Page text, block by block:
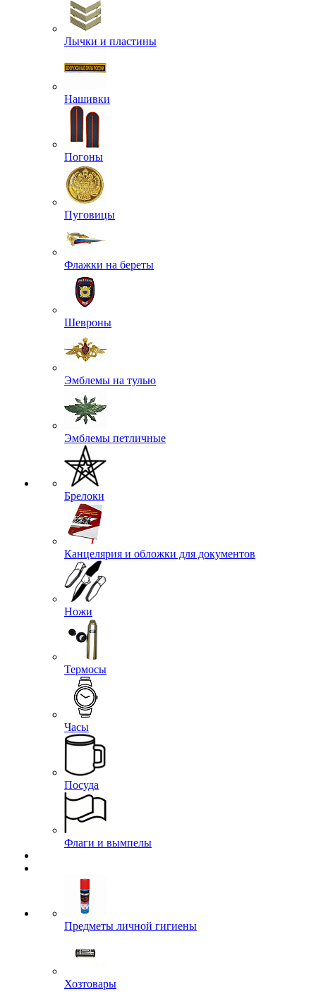
Лычки и пластины
Нашивки
Погоны
Пуговицы
Флажки на береты
Шевроны
Эмблемы на тулью
Эмблемы петличные
Брелоки
Канцелярия и обложки для документов
Ножи
Термосы
Часы
Посуда
Флаги и вымпелы
Предметы личной гигиены
Хозтовары